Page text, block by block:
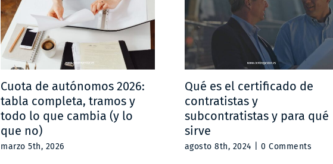
Cuota de autónomos 2026:
tabla completa, tramos y
todo lo que cambia (y lo
que no)
marzo 5th, 2026
Qué es el certificado de
contratistas y
subcontratistas y para qué
sirve
agosto 8th, 2024 0 Comments